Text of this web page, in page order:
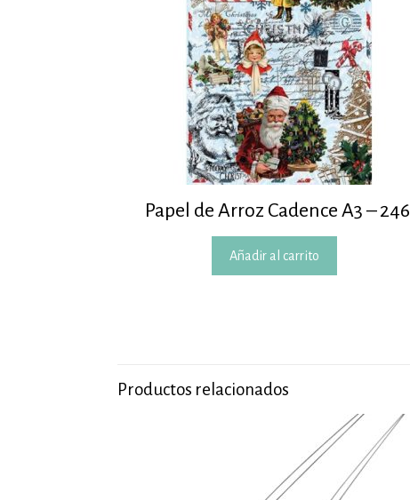
Papel de Arroz Cadence A3 – 246
Añadir al carrito
Productos relacionados